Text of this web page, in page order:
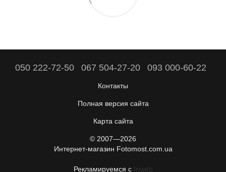
050 222-72-50 067 504-27-20 093 000-60-22
Контакты
Полная версия сайта
Карта сайта
© 2007—2026
Интернет-магазин Fotomost.com.ua
Рекламируемся с Inweb